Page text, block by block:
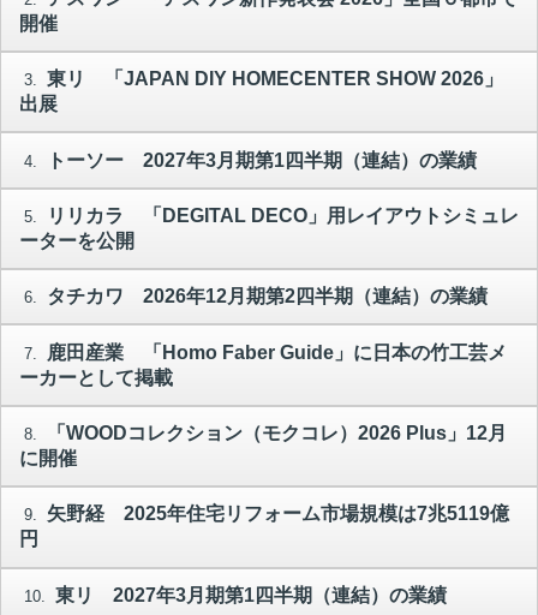
開催
3. 東リ 「JAPAN DIY HOMECENTER SHOW 2026」
出展
4. トーソー 2027年3月期第1四半期（連結）の業績
5.
リリカラ 「DEGITAL DECO」用レイアウトシミュレ
ーターを公開
6. タチカワ 2026年12月期第2四半期（連結）の業績
7.
鹿田産業 「Homo Faber Guide」に日本の竹工芸メ
ーカーとして掲載
8.
「WOODコレクション（モクコレ）2026 Plus」12月
に開催
9.
矢野経 2025年住宅リフォーム市場規模は7兆5119億
円
10. 東リ 2027年3月期第1四半期（連結）の業績